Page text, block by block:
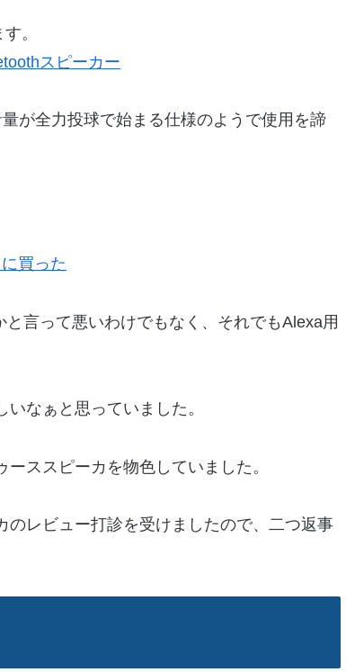
。
スピーカー
が全力投球で始まる仕様のようで使用を諦
買った
言って悪いわけでもなく、それでもAlexa用
なぁと思っていました。
ススピーカを物色していました。
レビュー打診を受けましたので、二つ返事